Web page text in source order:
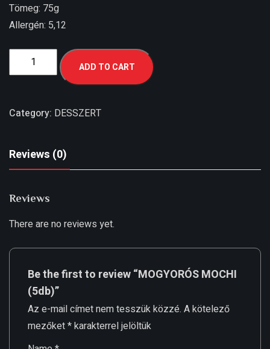
Tömeg: 75g
Allergén: 5,12
ADD TO CART
Category: DESSZERT
Reviews (0)
Reviews
There are no reviews yet.
Be the first to review “MOGYORÓS MOCHI
(5db)”
Az e-mail címet nem tesszük közzé. A kötelező
mezőket*karakterrel jelöltük